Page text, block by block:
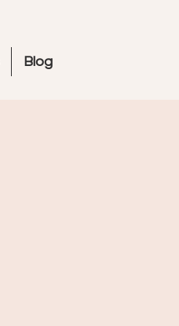
Blog